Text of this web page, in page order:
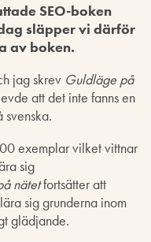
SEO-boken
släpper vi därför
av boken.
jag skrev Guldläge på
att det inte fanns en
svenska.
exemplar vilket vittnar
sig
nätetfortsätter att
sig grunderna inom
glädjande.